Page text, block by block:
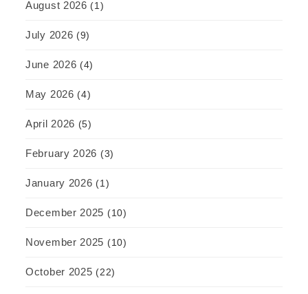
August 2026 (1)
July 2026 (9)
June 2026 (4)
May 2026 (4)
April 2026 (5)
February 2026 (3)
January 2026 (1)
December 2025 (10)
November 2025 (10)
October 2025 (22)